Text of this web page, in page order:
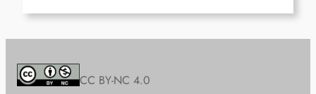
CC BY-NC 4.0